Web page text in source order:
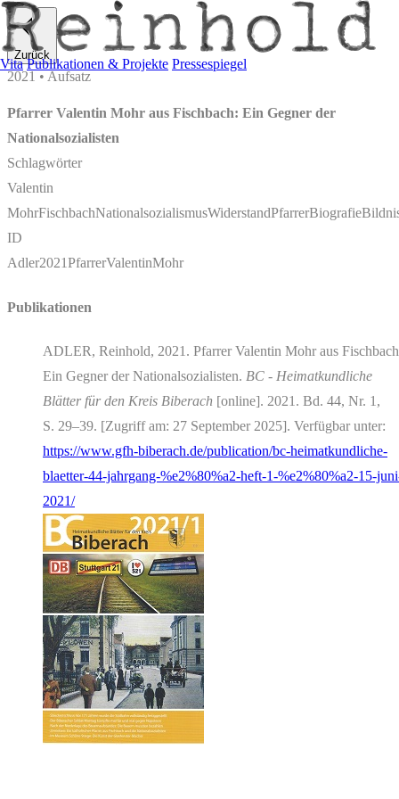
Vita Publikationen & Projekte Pressespiegel
Zurück
2021 • Aufsatz
Pfarrer Valentin Mohr aus Fischbach: Ein Gegner der
Nationalsozialisten
Schlagwörter
Valentin
MohrFischbachNationalsozialismusWiderstandPfarrerBiografie
ID
Adler2021PfarrerValentinMohr
Publikationen
ADLER, Reinhold, 2021. Pfarrer Valentin Mohr aus
Ein Gegner der Nationalsozialisten. BC - Heimatkundliche
Blätter für den Kreis Biberach [online]. 2021. Bd. 44, Nr. 1,
S. 29–39. [Zugriff am: 27 September 2025]. Verfügbar unter:
https://www.gfh-biberach.de/publication/bc-heimatkundliche-
blaetter-44-jahrgang-%e2%80%a2-heft-1-%e2%80%a2-15-
2021/